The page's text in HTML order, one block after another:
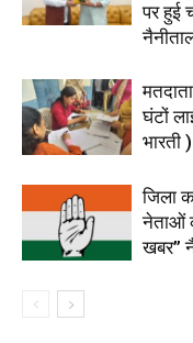
पर हुई
घंटों
भारती
जिला
नेताओं
खबर”